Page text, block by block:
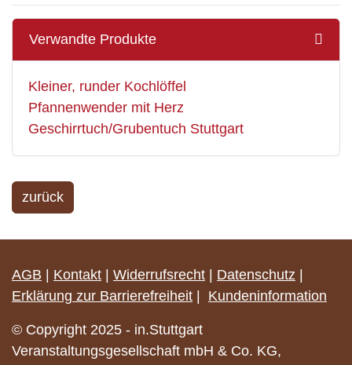
Verwandte Produkte
Kleiner, runder Kochlöffel
Pfannenwender mit Herz
Geschirrtuch/Grubentuch Stuttgart
zurück
AGB Kontakt Widerrufsrecht Datenschutz
Erklärung zur Barrierefreiheit
Kundeninformation
© Copyright 2025 - in.Stuttgart
Veranstaltungsgesellschaft mbH & Co. KG,